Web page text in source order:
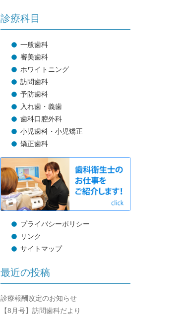
診療科目
一般歯科
審美歯科
ホワイトニング
訪問歯科
予防歯科
入れ歯・義歯
歯科口腔外科
小児歯科・小児矯正
矯正歯科
プライバシーポリシー
リンク
サイトマップ
最近の投稿
診療報酬改定のお知らせ
【8月号】訪問歯科だより